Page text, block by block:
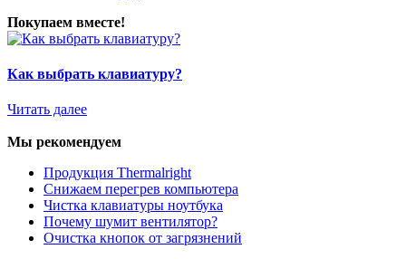
Покупаем вместе!
Как выбрать клавиатуру?
Читать далее
Мы рекомендуем
Продукция Thermalright
Снижаем перегрев компьютера
Чистка клавиатуры ноутбука
Почему шумит вентилятор?
Очистка кнопок от загрязнений